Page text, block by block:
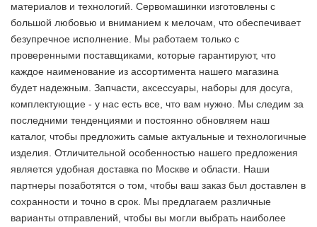
материалов и технологий. Сервомашинки изготовлены с
большой любовью и вниманием к мелочам, что обеспечивает
безупречное исполнение. Мы работаем только с
проверенными поставщиками, которые гарантируют, что
каждое наименование из ассортимента нашего магазина
будет надежным. Запчасти, аксессуары, наборы для досуга,
комплектующие - у нас есть все, что вам нужно. Мы следим за
последними тенденциями и постоянно обновляем наш
каталог, чтобы предложить самые актуальные и технологичные
изделия. Отличительной особенностью нашего предложения
является удобная доставка по Москве и области. Наши
партнеры позаботятся о том, чтобы ваш заказ был доставлен в
сохранности и точно в срок. Мы предлагаем различные
варианты отправлений, чтобы вы могли выбрать наиболее